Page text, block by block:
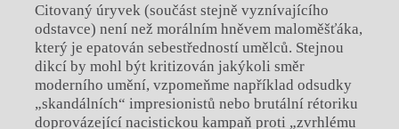
Citovaný úryvek (součást stejně vyznívajícího
odstavce) není než morálním hněvem maloměšťáka,
který je epatován sebestředností umělců. Stejnou
dikcí by mohl být kritizován jakýkoli směr
moderního umění, vzpomeňme například odsudky
„skandálních“ impresionistů nebo brutální rétoriku
doprovázející nacistickou kampaň proti „zvrhlému